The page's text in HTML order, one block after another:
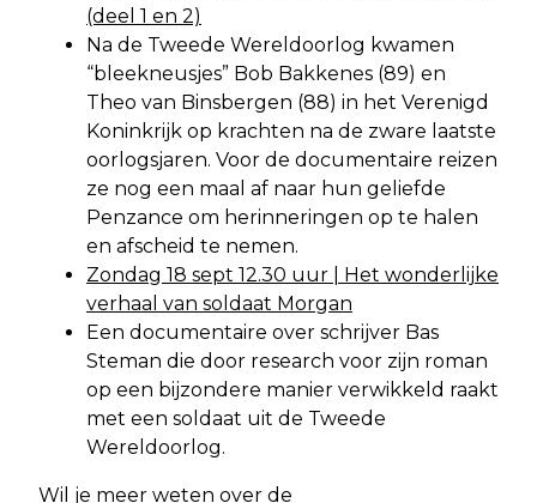
(deel 1 en 2)
Na de Tweede Wereldoorlog kwamen
“bleekneusjes” Bob Bakkenes (89) en
Theo van Binsbergen (88) in het Verenigd
Koninkrijk op krachten na de zware laatste
oorlogsjaren. Voor de documentaire reizen
ze nog een maal af naar hun geliefde
Penzance om herinneringen op te halen
en afscheid te nemen.
Zondag 18 sept 12.30 uur | Het wonderlijke
verhaal van soldaat Morgan
Een documentaire over schrijver Bas
Steman die door research voor zijn roman
op een bijzondere manier verwikkeld raakt
met een soldaat uit de Tweede
Wereldoorlog.
Wil je meer weten over de